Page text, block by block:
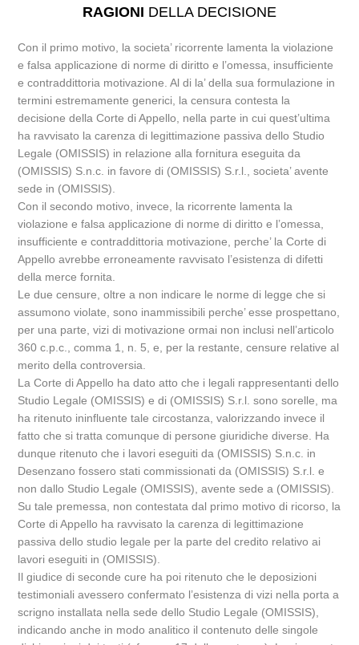
RAGIONI DELLA DECISIONE
Con il primo motivo, la societa’ ricorrente lamenta la violazione
e falsa applicazione di norme di diritto e l’omessa, insufficiente
e contraddittoria motivazione. Al di la’ della sua formulazione in
termini estremamente generici, la censura contesta la
decisione della Corte di Appello, nella parte in cui quest’ultima
ha ravvisato la carenza di legittimazione passiva dello Studio
Legale (OMISSIS) in relazione alla fornitura eseguita da
(OMISSIS) S.n.c. in favore di (OMISSIS) S.r.l., societa’ avente
sede in (OMISSIS).
Con il secondo motivo, invece, la ricorrente lamenta la
violazione e falsa applicazione di norme di diritto e l’omessa,
insufficiente e contraddittoria motivazione, perche’ la Corte di
Appello avrebbe erroneamente ravvisato l’esistenza di difetti
della merce fornita.
Le due censure, oltre a non indicare le norme di legge che si
assumono violate, sono inammissibili perche’ esse prospettano,
per una parte, vizi di motivazione ormai non inclusi nell’articolo
360 c.p.c., comma 1, n. 5, e, per la restante, censure relative al
merito della controversia.
La Corte di Appello ha dato atto che i legali rappresentanti dello
Studio Legale (OMISSIS) e di (OMISSIS) S.r.l. sono sorelle, ma
ha ritenuto ininfluente tale circostanza, valorizzando invece il
fatto che si tratta comunque di persone giuridiche diverse. Ha
dunque ritenuto che i lavori eseguiti da (OMISSIS) S.n.c. in
Desenzano fossero stati commissionati da (OMISSIS) S.r.l. e
non dallo Studio Legale (OMISSIS), avente sede a (OMISSIS).
Su tale premessa, non contestata dal primo motivo di ricorso, la
Corte di Appello ha ravvisato la carenza di legittimazione
passiva dello studio legale per la parte del credito relativo ai
lavori eseguiti in (OMISSIS).
Il giudice di seconde cure ha poi ritenuto che le deposizioni
testimoniali avessero confermato l’esistenza di vizi nella porta a
scrigno installata nella sede dello Studio Legale (OMISSIS),
indicando anche in modo analitico il contenuto delle singole